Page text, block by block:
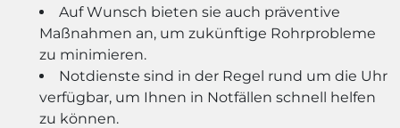
Auf Wunsch bieten sie auch präventive
Maßnahmen an, um zukünftige Rohrprobleme
zu minimieren.
Notdienste sind in der Regel rund um die Uhr
verfügbar, um Ihnen in Notfällen schnell helfen
zu können.